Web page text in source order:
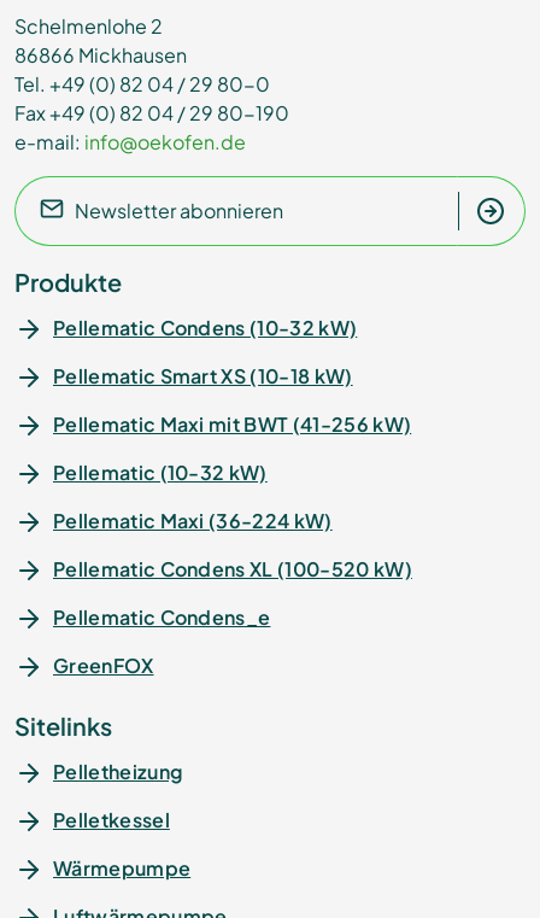
Schelmenlohe 2
86866 Mickhausen
Tel. +49 (0) 82 04 / 29 80-0
Fax +49 (0) 82 04 / 29 80-190
e-mail: info@oekofen.de
Newsletter abonnieren
Produkte
Pellematic Condens (10-32 kW)
Pellematic Smart XS (10-18 kW)
Pellematic Maxi mit BWT (41-256 kW)
Pellematic (10-32 kW)
Pellematic Maxi (36-224 kW)
Pellematic Condens XL (100-520 kW)
Pellematic Condens_e
GreenFOX
Sitelinks
Pelletheizung
Pelletkessel
Wärmepumpe